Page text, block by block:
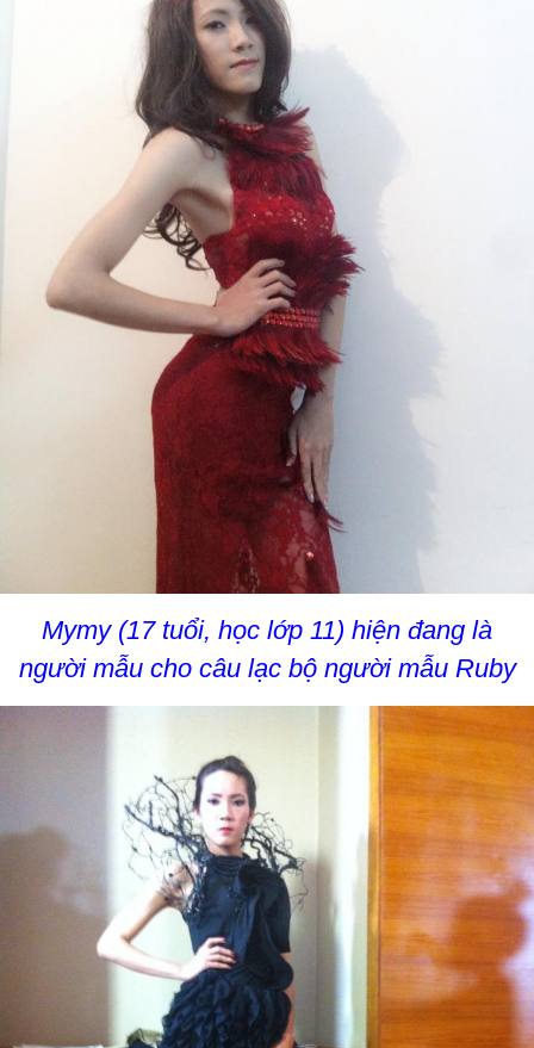
Mymy (17 tuổi, học lớp 11) hiện đang là
người mẫu cho câu lạc bộ người mẫu Ruby